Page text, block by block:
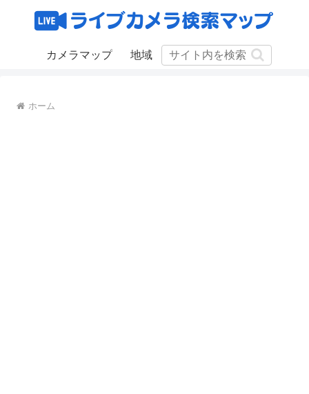
カメラマップ 地域
ホーム